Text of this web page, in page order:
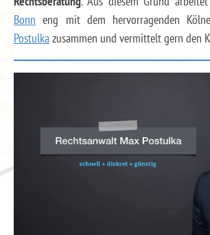
Bonn eng mit dem hervorragenden
Postulkazusammen und vermittelt gern den